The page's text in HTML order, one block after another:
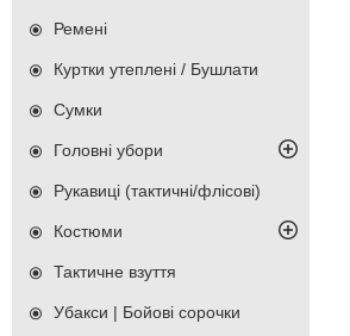
Ремені
Куртки утеплені / Бушлати
Сумки
Головні убори
Рукавиці (тактичні/флісові)
Костюми
Тактичне взуття
Убакси | Бойові сорочки